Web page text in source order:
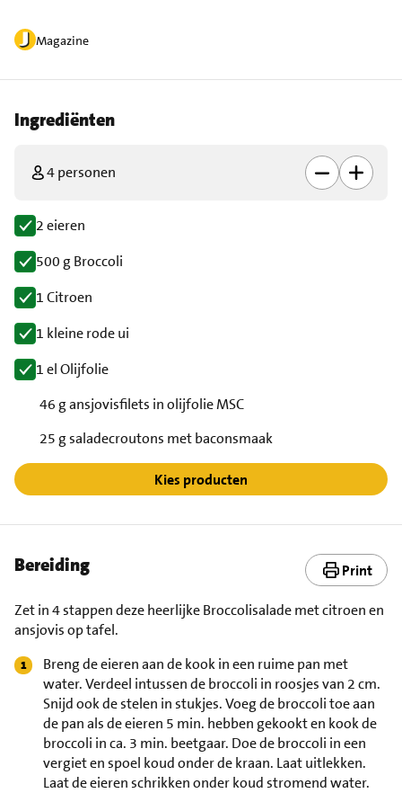
Magazine
Ingrediënten
4 personen
2 eieren
500 g Broccoli
1 Citroen
1 kleine rode ui
1 el Olijfolie
46 g ansjovisfilets in olijfolie MSC
25 g saladecroutons met baconsmaak
Kies producten
Bereiding Print
Zet in 4 stappen deze heerlijke Broccolisalade met citroen en
ansjovis op tafel.
Breng de eieren aan de kook in een ruime pan met
water. Verdeel intussen de broccoli in roosjes van 2 cm.
Snijd ook de stelen in stukjes. Voeg de broccoli toe aan
de pan als de eieren 5 min. hebben gekookt en kook de
broccoli in ca. 3 min. beetgaar. Doe de broccoli in een
vergiet en spoel koud onder de kraan. Laat uitlekken.
Laat de eieren schrikken onder koud stromend water.